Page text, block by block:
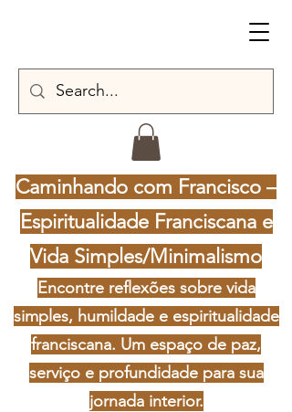
Caminhando com Francisco –
Espiritualidade Franciscana e
Vida Simples/Minimalismo
Encontre reflexões sobre vida
simples, humildade e espiritualidade
franciscana. Um espaço de paz,
serviço e profundidade para sua
jornada interior.